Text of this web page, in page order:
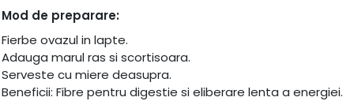
Mod de preparare:
Fierbe ovazul in lapte.
Adauga marul ras si scortisoara.
Serveste cu miere deasupra.
Beneficii: Fibre pentru digestie si eliberare lenta a energiei.